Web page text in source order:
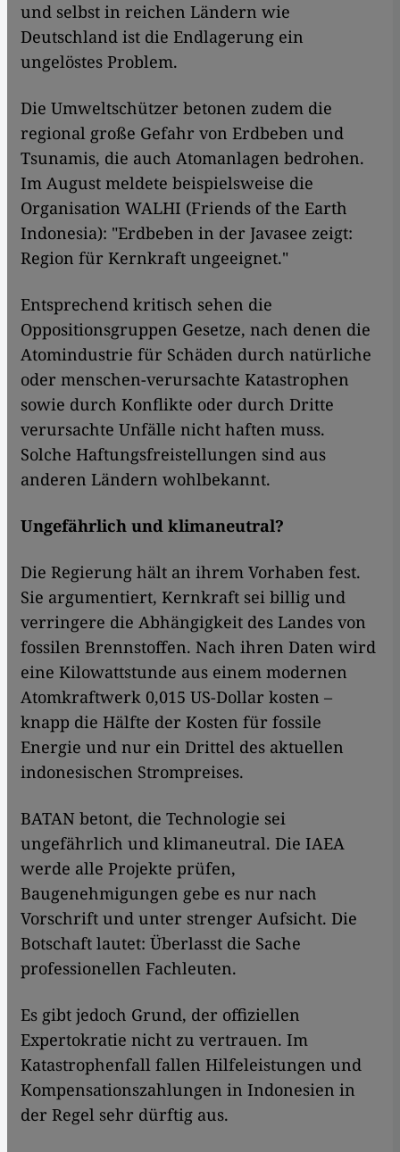
und selbst in reichen Ländern wie
Deutschland ist die Endlagerung ein
ungelöstes Problem.
Die Umweltschützer betonen zudem die
regional große Gefahr von Erdbeben und
Tsunamis, die auch Atomanlagen bedrohen.
Im August meldete beispielsweise die
Organisation WALHI (Friends of the Earth
Indonesia): "Erdbeben in der Javasee zeigt:
Region für Kernkraft ungeeignet."
Entsprechend kritisch sehen die
Oppositionsgruppen Gesetze, nach denen die
Atomindustrie für Schäden durch natürliche
oder menschen-verursachte Katastrophen
sowie durch Konflikte oder durch Dritte
verursachte Unfälle nicht haften muss.
Solche Haftungsfreistellungen sind aus
anderen Ländern wohlbekannt.
Ungefährlich und klimaneutral?
Die Regierung hält an ihrem Vorhaben fest.
Sie argumentiert, Kernkraft sei billig und
verringere die Abhängigkeit des Landes von
fossilen Brennstoffen. Nach ihren Daten wird
eine Kilowattstunde aus einem modernen
Atomkraftwerk 0,015 US-Dollar kosten –
knapp die Hälfte der Kosten für fossile
Energie und nur ein Drittel des aktuellen
indonesischen Strompreises.
BATAN betont, die Technologie sei
ungefährlich und klimaneutral. Die IAEA
werde alle Projekte prüfen,
Baugenehmigungen gebe es nur nach
Vorschrift und unter strenger Aufsicht. Die
Botschaft lautet: Überlasst die Sache
professionellen Fachleuten.
Es gibt jedoch Grund, der offiziellen
Expertokratie nicht zu vertrauen. Im
Katastrophenfall fallen Hilfeleistungen und
Kompensationszahlungen in Indonesien in
der Regel sehr dürftig aus.